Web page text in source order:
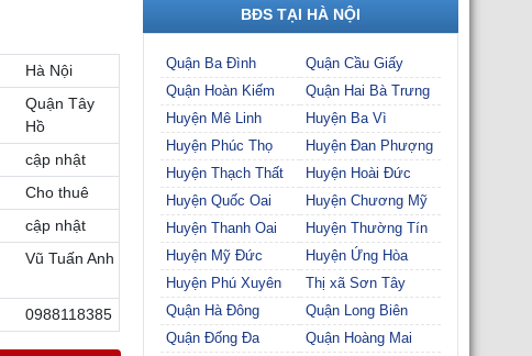
Hà Nội
Quận Tây
Hồ
cập nhật
Cho thuê
cập nhật
Vũ Tuấn Anh
0988118385
BĐS TẠI HÀ NỘI
Quận Ba Đình
Quận Cầu Giấy
Quận Hoàn Kiếm
Quận Hai Bà Trưng
Huyện Mê Linh
Huyện Ba Vì
Huyện Phúc Thọ
Huyện Đan Phượng
Huyện Thạch Thất
Huyện Hoài Đức
Huyện Quốc Oai
Huyện Chương Mỹ
Huyện Thanh Oai
Huyện Thường Tín
Huyện Mỹ Đức
Huyện Ứng Hòa
Huyện Phú Xuyên
Thị xã Sơn Tây
Quận Hà Đông
Quận Long Biên
Quận Đống Đa
Quận Hoàng Mai